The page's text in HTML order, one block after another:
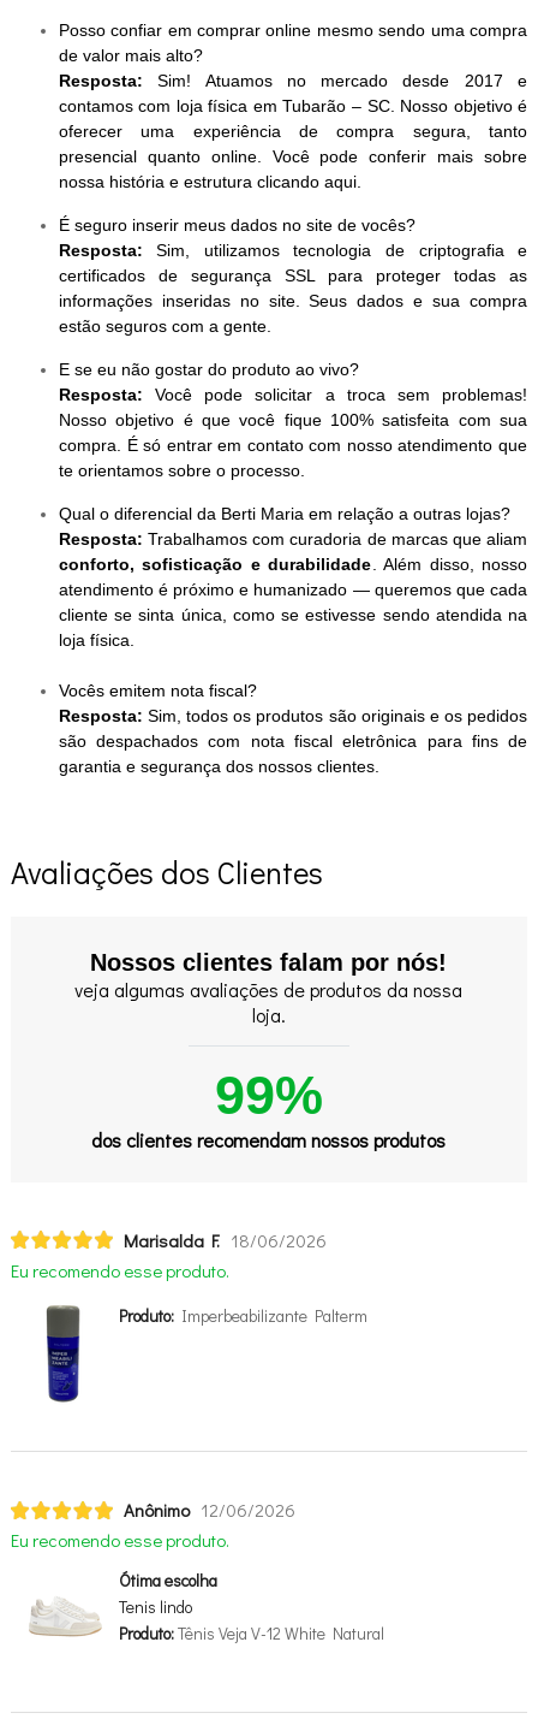
Posso confiar em comprar online mesmo sendo uma compra
de valor mais alto?
Resposta: Sim! Atuamos no mercado desde 2017 e
contamos com loja física em Tubarão – SC. Nosso objetivo é
oferecer uma experiência de compra segura, tanto
presencial quanto online. Você pode conferir mais sobre
nossa história e estrutura clicando aqui.
É seguro inserir meus dados no site de vocês?
Resposta: Sim, utilizamos tecnologia de criptografia e
certificados de segurança SSL para proteger todas as
informações inseridas no site. Seus dados e sua compra
estão seguros com a gente.
E se eu não gostar do produto ao vivo?
Resposta: Você pode solicitar a troca sem problemas!
Nosso objetivo é que você fique 100% satisfeita com sua
compra. É só entrar em contato com nosso atendimento que
te orientamos sobre o processo.
Qual o diferencial da Berti Maria em relação a outras lojas?
Resposta: Trabalhamos com curadoria de marcas que aliam
conforto, sofisticação e durabilidade. Além disso, nosso
atendimento é próximo e humanizado — queremos que cada
cliente se sinta única, como se estivesse sendo atendida na
loja física.
Vocês emitem nota fiscal?
Resposta:Sim, todos os produtos são originais e os pedidos
são despachados com nota fiscal eletrônica para fins de
garantia e segurança dos nossos clientes.
Avaliações dos Clientes
Nossos clientes falam por nós!
veja algumas avaliações de produtos da nossa
loja.
99%
dos clientes recomendam nossos produtos
Marisalda F. 18/06/2026
Eu recomendo esse produto.
Produto:Imperbeabilizante Palterm
Anônimo 12/06/2026
Eu recomendo esse produto.
Ótima escolha
Tenis lindo
Produto:Tênis Veja V-12 White Natural